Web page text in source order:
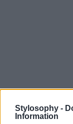
Stylosophy -
Information